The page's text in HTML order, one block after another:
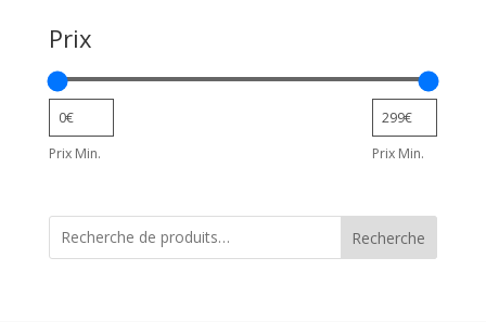
Prix
Prix Min. Prix Min.
Recherche